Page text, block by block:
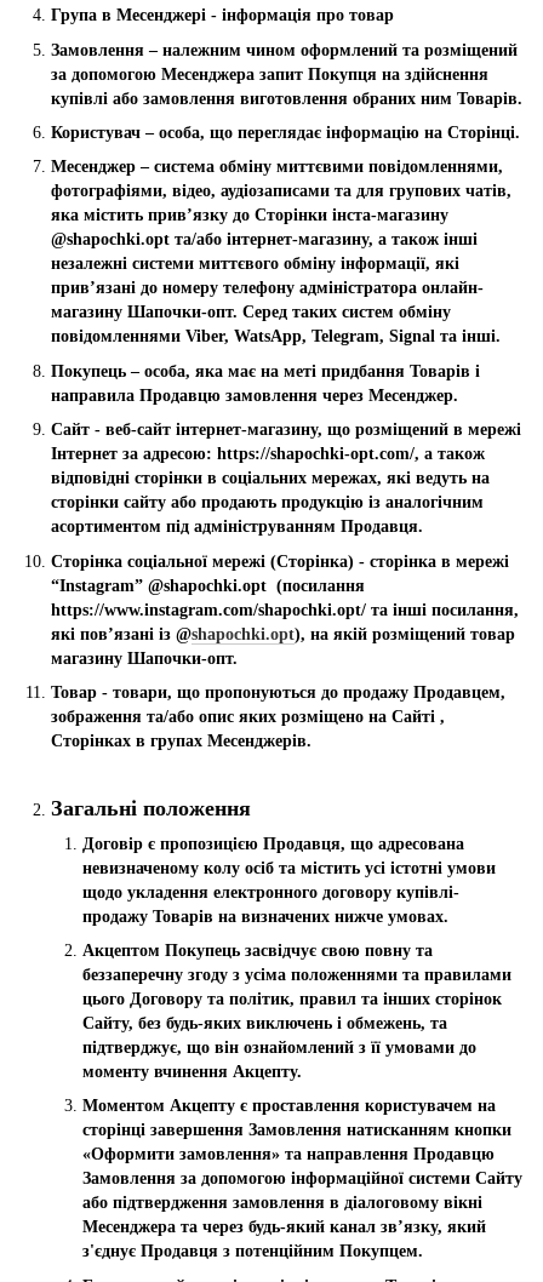
Група в Месенджері - інформація про товар
Замовлення – належним чином оформлений та розміщений
за допомогою Месенджера запит Покупця на здійснення
купівлі або замовлення виготовлення обраних ним Товарів.
Користувач – особа, що переглядає інформацію на Сторінці.
Месенджер – система обміну миттєвими повідомленнями,
фотографіями, відео, аудіозаписами та для групових чатів,
яка містить прив’язку до Сторінки інста-магазину
@shapochki.opt та/або інтернет-магазину, а також інші
незалежні системи миттєвого обміну інформації, які
прив’язані до номеру телефону адміністратора онлайн-
магазину Шапочки-опт. Серед таких систем обміну
повідомленнями Viber, WatsApp, Telegram, Signal та інші.
Покупець – особа, яка має на меті придбання Товарів і
направила Продавцю замовлення через Месенджер.
Сайт - веб-сайт інтернет-магазину, що розміщений в мережі
Інтернет за адресою: https://shapochki-opt.com/, а також
відповідні сторінки в соціальних мережах, які ведуть на
сторінки сайту або продають продукцію із аналогічним
асортиментом під адмініструванням Продавця.
Сторінка соціальної мережі (Сторінка) - сторінка в мережі
“Instagram” @shapochki.opt (посилання
https://www.instagram.com/shapochki.opt/ та інші посилання,
які пов’язані із @shapochki.opt), на якій розміщений товар
магазину Шапочки-опт.
Товар - товари, що пропонуються до продажу Продавцем,
зображення та/або опис яких розміщено на Сайті ,
Сторінках в групах Месенджерів.
Загальні положення
Договір є пропозицією Продавця, що адресована
невизначеному колу осіб та містить усі істотні умови
щодо укладення електронного договору купівлі-
продажу Товарів на визначених нижче умовах.
Акцептом Покупець засвідчує свою повну та
беззаперечну згоду з усіма положеннями та правилами
цього Договору та політик, правил та інших сторінок
Сайту, без будь-яких виключень і обмежень, та
підтверджує, що він ознайомлений з її умовами до
моменту вчинення Акцепту.
Моментом Акцепту є проставлення користувачем на
сторінці завершення Замовлення натисканням кнопки
«Оформити замовлення» та направлення Продавцю
Замовлення за допомогою інформаційної системи Сайту
або підтвердження замовлення в діалоговому вікні
Месенджера та через будь-який канал зв’язку, який
з'єднує Продавця з потенційним Покупцем.